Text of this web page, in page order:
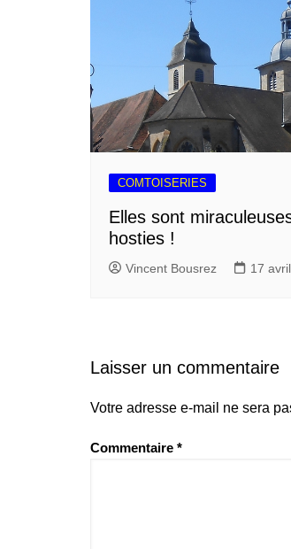
COMTOISERIES
Elles sont
hosties !
Vincent Bousrez 17
Laisser un commentaire
Votre adresse e-mail ne sera
Commentaire *